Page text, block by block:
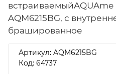
встраиваемыйAQUAme
AQM6215BG, с
брашированное
Артикул: AQM6215BG
Код: 64737